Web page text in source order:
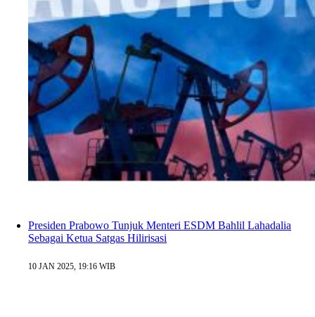
Presiden Prabowo Tunjuk Menteri ESDM Bahlil Lahadalia
Sebagai Ketua Satgas Hilirisasi
10 JAN 2025, 19:16 WIB